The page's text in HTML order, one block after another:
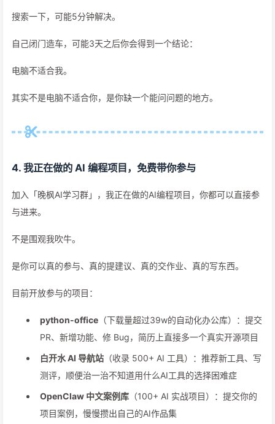
搜索一下，可能5分钟解决。
自己闭门造车，可能3天之后你会得到一个结论：
电脑不适合我。
其实不是电脑不适合你，是你缺一个能问问题的地方。
4. 我正在做的 AI 编程项目，免费带你参与
加入「晚枫AI学习群」，我正在做的AI编程项目，你都可以直接参
与进来。
不是围观我吹牛。
是你可以真的参与、真的提建议、真的交作业、真的写东西。
目前开放参与的项目：
python-office （下载量超过39w的自动化办公库）：提交
PR、新增功能、修 Bug，简历上直接多一个真实开源项目
白开水 AI 导航站 （收录 500+ AI 工具）：推荐新工具、写
测评，顺便治一治不知道用什么AI工具的选择困难症
OpenClaw 中文案例库 （100+ AI 实战项目）：提交你的
项目案例，慢慢攒出自己的AI作品集